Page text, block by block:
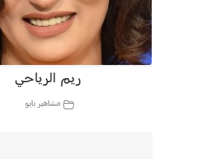
ريم الرياحي
مشاهير بايو